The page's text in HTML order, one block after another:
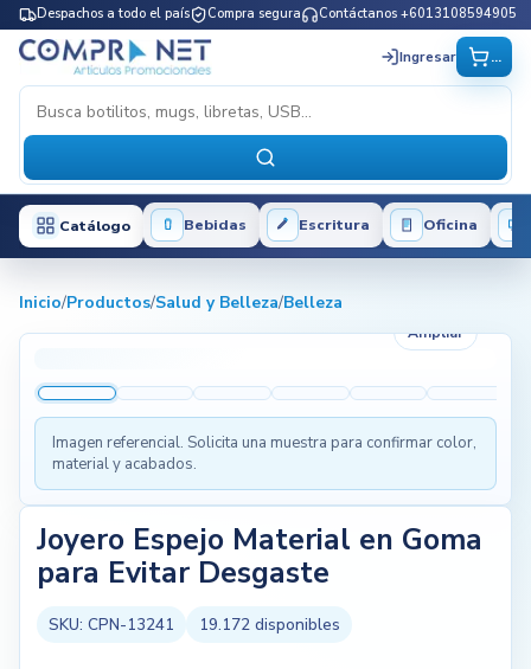
Despachos a todo el país Compra segura Contáctanos +6013108594905
Ingresar ...
Catálogo Bebidas Escritura Oficina
Inicio/Productos/Salud y Belleza/Belleza
Ampliar
Imagen referencial. Solicita una muestra para confirmar color,
material y acabados.
Joyero Espejo Material en Goma
para Evitar Desgaste
SKU: CPN-13241 19.172disponibles